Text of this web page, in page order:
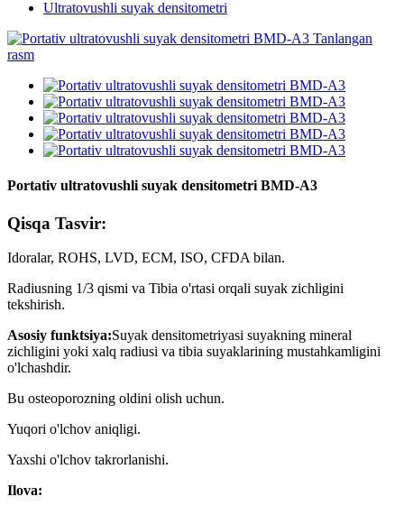
Ultratovushli suyak densitometri
Portativ ultratovushli suyak densitometri BMD-A3
Qisqa Tasvir:
Idoralar, ROHS, LVD, ECM, ISO, CFDA bilan.
Radiusning 1/3 qismi va Tibia o'rtasi orqali suyak zichligini
tekshirish.
Asosiy funktsiya:Suyak densitometriyasi suyakning mineral
zichligini yoki xalq radiusi va tibia suyaklarining mustahkamligini
o'lchashdir.
Bu osteoporozning oldini olish uchun.
Yuqori o'lchov aniqligi.
Yaxshi o'lchov takrorlanishi.
Ilova: